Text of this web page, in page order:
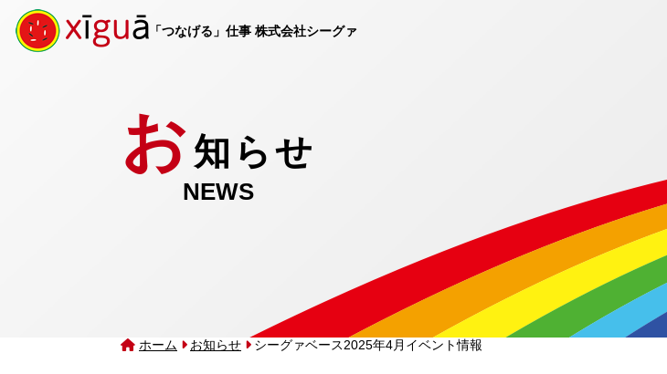
「つなげる」仕事 株式会社シーグァ
お 知らせ
NEWS
ホーム お知らせ シーグァベース2025年4月イベント情報